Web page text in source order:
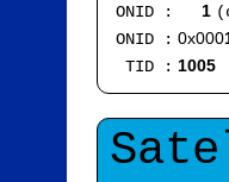
ONID : 1
ONID : 0x000
TID : 1005